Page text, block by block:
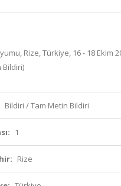
Rize, Türkiye, 16 - 18 Ekim
Bildiri)
Bildiri / Tam Metin Bildiri
1
Rize